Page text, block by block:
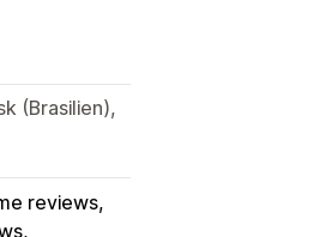
(Brasilien),
reviews